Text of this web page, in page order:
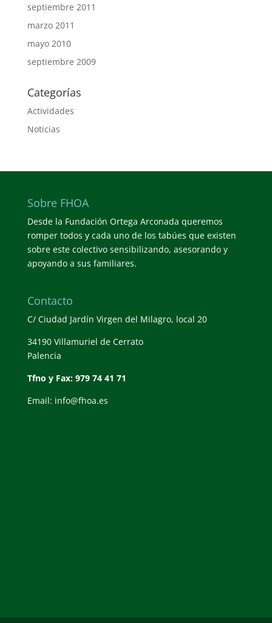
septiembre 2011
marzo 2011
mayo 2010
septiembre 2009
Categorías
Actividades
Noticias
Sobre FHOA
Desde la Fundación Ortega Arconada queremos
romper todos y cada uno de los tabúes que existen
sobre este colectivo sensibilizando, asesorando y
apoyando a sus familiares.
Contacto
C/ Ciudad Jardín Virgen del Milagro, local 20
34190 Villamuriel de Cerrato
Palencia
Tfno y Fax: 979 74 41 71
Email: info@fhoa.es